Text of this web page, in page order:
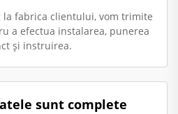
la fabrica clientului, vom trimite
a efectua instalarea, punerea
și instruirea.
sunt complete